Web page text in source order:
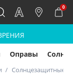
0
Оправы
Солнцезащитные